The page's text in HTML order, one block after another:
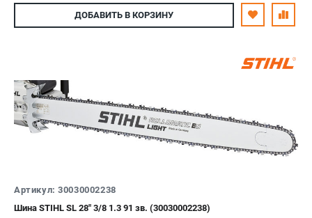
ДОБАВИТЬ В КОРЗИНУ
Артикул: 30030002238
Шина STIHL SL 28" 3/8 1.3 91 зв. (30030002238)